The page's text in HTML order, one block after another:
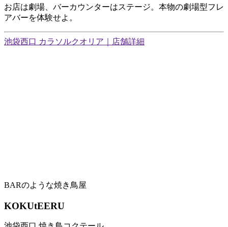
お店は劇場、バーカウンターはステージ。本物の劇場型フレ
アバーを体験せよ。
池袋西口 カラソルクオリア｜店舗詳細
BARのような焼き鳥屋
KOKUtEERU